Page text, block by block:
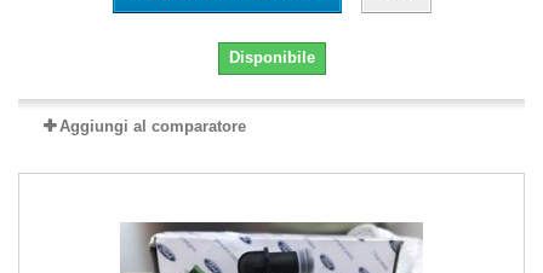
Disponibile
Aggiungi al comparatore